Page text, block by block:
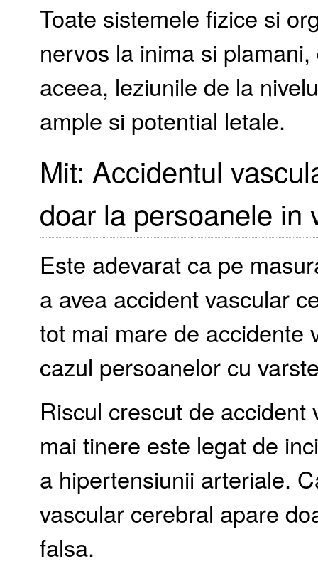
Toate sistemele fizice si
nervos la inima si
aceea, leziunile de la
ample si potential letale.
Mit: Accidentul
doar la persoanele in
Este adevarat ca pe
a avea accident vascular
tot mai mare de accidente
cazul persoanelor cu
Riscul crescut de
mai tinere este legat de
a hipertensiunii arteriale.
vascular cerebral apare
falsa.